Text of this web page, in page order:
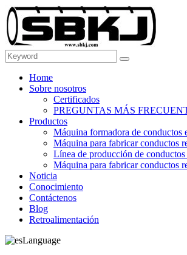
Home
Sobre nosotros
Certificados
PREGUNTAS MÁS
Productos
Máquina formadora de conductos
Máquina para fabricar conductos
Línea de producción de
Máquina para fabricar conductos
Noticia
Conocimiento
Contáctenos
Blog
Retroalimentación
Language